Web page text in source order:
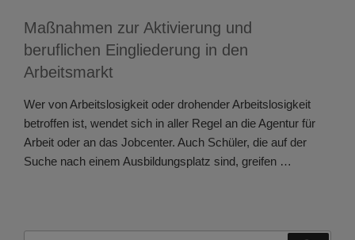
Maßnahmen zur Aktivierung und
beruflichen Eingliederung in den
Arbeitsmarkt
Wer von Arbeitslosigkeit oder drohender Arbeitslosigkeit
betroffen ist, wendet sich in aller Regel an die Agentur für
Arbeit oder an das Jobcenter. Auch Schüler, die auf der
Suche nach einem Ausbildungsplatz sind, greifen …